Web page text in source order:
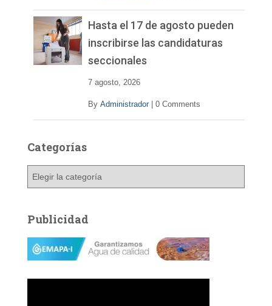
Hasta el 17 de agosto pueden
inscribirse las candidaturas
seccionales
7 agosto, 2026
By Administrador 0 Comments
Categorías
g
o
a
Publicidad